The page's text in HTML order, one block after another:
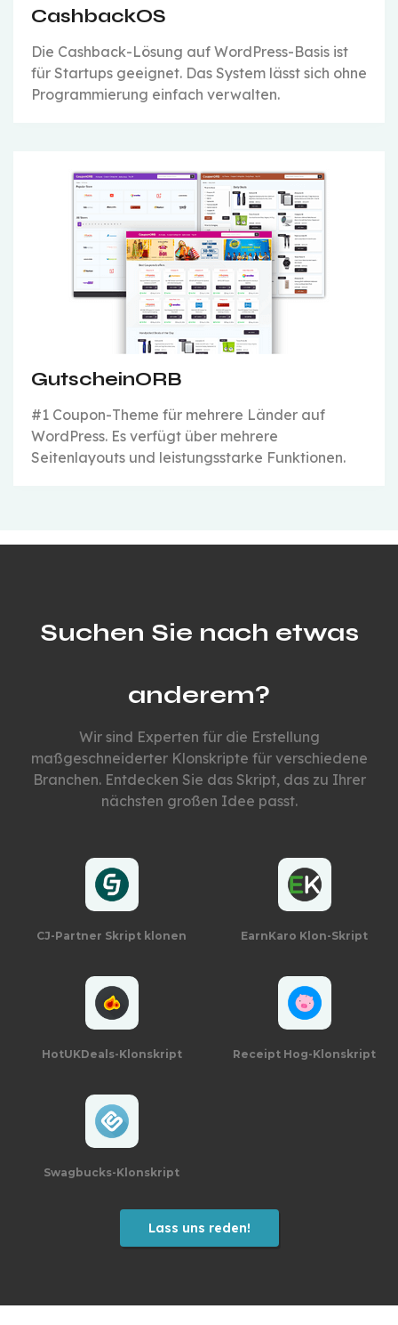
CashbackOS
Die Cashback-Lösung auf WordPress-Basis ist
für Startups geeignet. Das System lässt sich ohne
Programmierung einfach verwalten.
GutscheinORB
#1 Coupon-Theme für mehrere Länder auf
WordPress. Es verfügt über mehrere
Seitenlayouts und leistungsstarke Funktionen.
Suchen Sie nach etwas
anderem?
Wir sind Experten für die Erstellung
maßgeschneiderter Klonskripte für verschiedene
Branchen. Entdecken Sie das Skript, das zu Ihrer
nächsten großen Idee passt.
CJ-Partner Skript klonen EarnKaro Klon-Skript
HotUKDeals-Klonskript Receipt Hog-Klonskript
Swagbucks-Klonskript
Lass uns reden!